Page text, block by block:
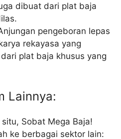
dibuat dari plat baja
pengeboran lepas
rekayasa yang
plat baja khusus yang
Lainnya:
Sobat Mega Baja!
ke berbagai sektor lain: